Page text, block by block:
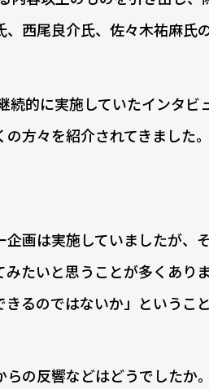
西尾良介氏、佐々木祐麻氏
的に実施していたインタ
の方々を紹介されてきました
画は実施していましたが、
たいと思うことが多くあり
るのではないか」というこ
の反響などはどうでしたか。